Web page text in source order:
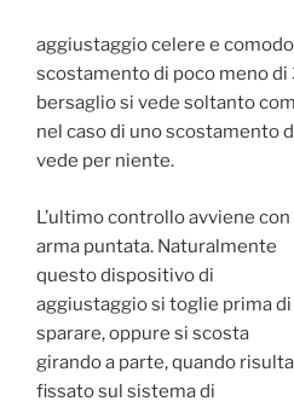
aggiustaggio celere e
scostamento di poco meno di
bersaglio si vede soltanto
nel caso di uno scostamento
vede per niente.
L’ultimo controllo avviene con
arma puntata. Naturalmente
questo dispositivo di
aggiustaggio si toglie prima di
sparare, oppure si scosta
girando a parte, quando risulta
fissato sul sistema di